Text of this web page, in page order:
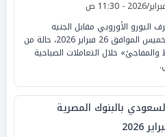
الأوروبي مقابل الجنيه
المصري، اليوم الخميس الموافق 26 فبراير 2026، حالة من
والمفاجئ» خلال التعاملات الصباحية
بالبنوك المصرية